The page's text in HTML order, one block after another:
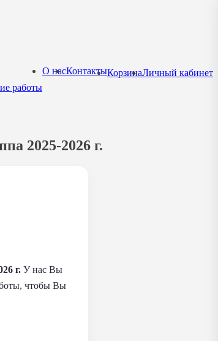
работы
О насКонтактыКорзинаЛичный кабинет
2025-2026 г.
г. У нас Вы
чтобы Вы